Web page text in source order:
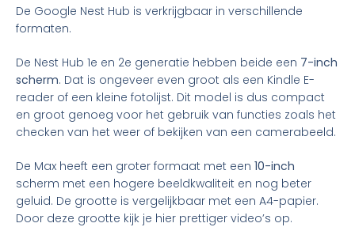
De Google Nest Hub is verkrijgbaar in verschillende
formaten.
De Nest Hub 1e en 2e generatie hebben beide een 7-inch
scherm. Dat is ongeveer even groot als een Kindle E-
reader of een kleine fotolijst. Dit model is dus compact
en groot genoeg voor het gebruik van functies zoals het
checken van het weer of bekijken van een camerabeeld.
De Max heeft een groter formaat met een 10-inch
scherm met een hogere beeldkwaliteit en nog beter
geluid. De grootte is vergelijkbaar met een A4-papier.
Door deze grootte kijk je hier prettiger video’s op.